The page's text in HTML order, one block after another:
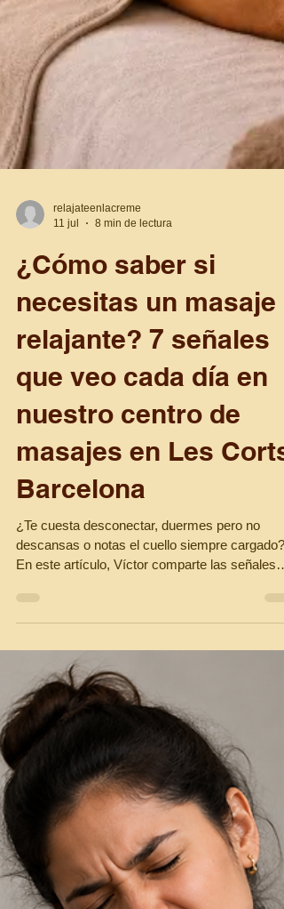
relajateenlacreme
11 jul
8 min de lectura
¿Cómo saber si
necesitas un masaje
relajante? 7 señales
que veo cada día en
nuestro centro de
masajes en Les Corts
Barcelona
En este artículo, Víctor comparte las señales
que observa cada día en La Crème, nuestro
centro de masajes en Les Corts (Barcelona), y
explica cuándo un masaje relajante puede
ayudarte a recuperar el bienestar antes de que
tensión se convierta en un problema.